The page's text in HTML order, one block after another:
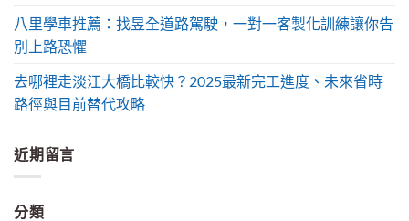
八里學車推薦：找昱全道路駕駛，一對一客製化訓練讓你告
別上路恐懼
去哪裡走淡江大橋比較快？2025最新完工進度、未來省時
路徑與目前替代攻略
近期留言
分類